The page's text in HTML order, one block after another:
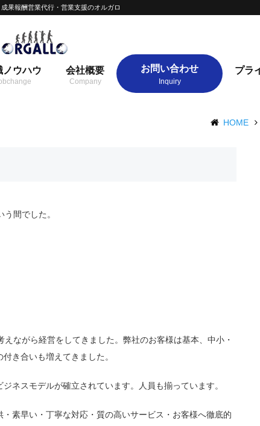
果報酬営業代行・営業支援のオルガロ
ノウハウ 会社概要 お問い合わせ プラ
HOME
間でした。
ながら経営をしてきました。弊社のお客様は基本、中小・
き合いも増えてきました。
ネスモデルが確立されています。人員も揃っています。
素早い・丁寧な対応・質の高いサービス・お客様へ徹底的